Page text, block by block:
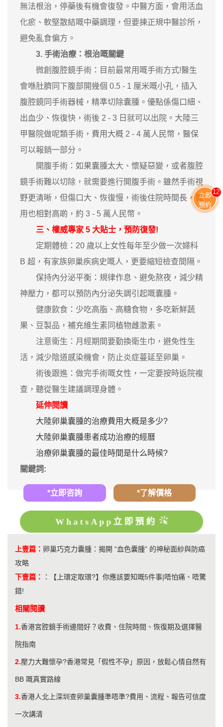
無法根治，停藥後有機會復發。中醫方面，會用活血
化瘀、軟堅散結嘅中藥調理，但要揀正規中醫診所，
避免亂食偏方。
3. 手術治療：根治嘅關鍵
微創腹腔鏡手術：目前最常用嘅手術方式!醫生
會喺肚臍同下腹部開幾個 0.5 - 1 厘米嘅小孔，插入
腹腔鏡同手術器械，精準切除囊腫。優點係傷口細、
出血少、恢復快，術後 2 - 3 日就可以出院。大陸三
甲醫院做呢類手術，費用大概 2 - 4 萬人民幣，醫保
可以報銷一部分。
開腹手術：如果囊腫太大、懷疑惡變，或者腹腔
鏡手術難以切除，就需要進行開腹手術。雖然手術視
野更清晰，但傷口大、恢復慢，術後住院時間長，費
用也相對高啲，約 3 - 5 萬人民幣。
三、權威專家 5 大貼士，預防復發!
定期體檢：20 歲以上女性每年至少做一次婦科
B 超，有家族卵巢疾病史嘅人，更要縮短檢查間隔。
保持內分泌平衡：規律作息、避免熬夜，減少精
神壓力，都可以預防內分泌失調引起嘅囊腫。
健康飲食：少吃高脂、高糖食物，多吃新鮮蔬
果、豆製品，補充維生素同植物雌激素。
注意衛生：月經期間要勤換衛生巾，避免性生
活，減少陰道感染機會，防止炎症蔓延至卵巢。
術後跟進：做完手術嘅女性，一定要按時返院複
查，聽從醫生建議調理身體。
延伸閱讀
大陸卵巢囊腫的治療費用大概是多少?
大陸卵巢囊腫患者成功治療的經曆
治療卵巢囊腫的最佳時間是什么時候?
關鍵詞:
*立即咨詢 *了解價格
WhatsApp立即預約
上壹篇： 卵巢巧克力囊腫：揭開 “血色囊腫” 的神秘面紗與防癌
攻略
下壹篇：
：
【上環定取環?】你應該要知嘅5件事|唔怕痛、唔驚
錯!
相關閱讀
1.香港宮腔鏡手術邊間好？收費、住院時間、恢復期及選擇醫
院指南
2.壓力大難懷孕?香港常見「假性不孕」原因，放鬆心情自然有
BB 嘅真實路線
3.香港人北上深圳查卵巢囊腫準唔準?費用、流程、報告可信度
一次講清
立即
預約
11